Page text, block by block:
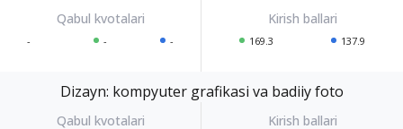
- - - 169.3 137.9
Dizayn: kompyuter grafikasi va badiiy foto